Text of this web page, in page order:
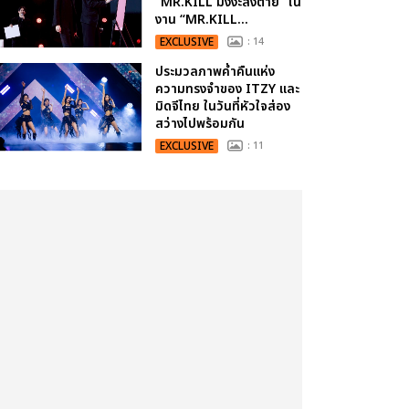
งาน “MR.KILL...
EXCLUSIVE : 14
ประมวลภาพค่ำคืนแห่ง
ความทรงจำของ ITZY และ
มิดจีไทย ในวันที่หัวใจส่อง
สว่างไปพร้อมกัน
EXCLUSIVE : 11